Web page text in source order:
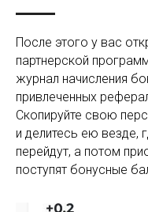
После этого у вас
партнерской
журнал начисления
привлеченных
Скопируйте свою
и делитесь ею везде,
перейдут, а потом
поступят бонусные